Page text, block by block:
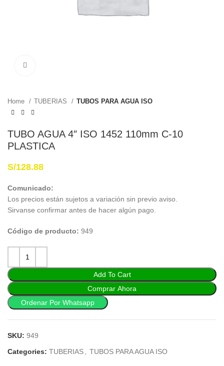
Home TUBERIAS TUBOS PARA AGUA ISO
TUBO AGUA 4″ ISO 1452 110mm C-10
PLASTICA
S/128.88
Comunicado:
Los precios están sujetos a variación sin previo aviso.
Sirvanse confirmar antes de hacer algún pago.
Código de producto: 949
Add To Cart
Comprar Ahora
Ordenar Por Whatsapp
SKU: 949
Categories: TUBERIAS TUBOS PARA AGUA ISO